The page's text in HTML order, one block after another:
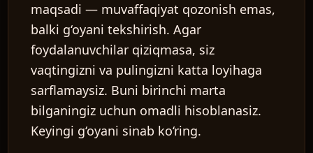
maqsadi — muvaffaqiyat qozonish emas,
balki g‘oyani tekshirish. Agar
foydalanuvchilar qiziqmasa, siz
vaqtingizni va pulingizni katta loyihaga
sarflamaysiz. Buni birinchi marta
bilganingiz uchun omadli hisoblanasiz.
Keyingi g‘oyani sinab ko‘ring.